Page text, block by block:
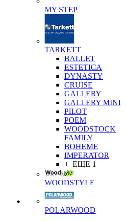
MY STEP
TARKETT
BALLET
ESTETICA
DYNASTY
CRUISE
GALLERY
GALLERY MINI
PILOT
POEM
WOODSTOCK
FAMILY
BOHEME
IMPERATOR
+ ЕЩЕ 1
WOODSTYLE
POLARWOOD